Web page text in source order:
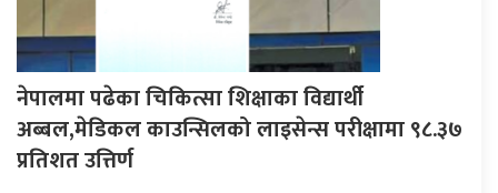
नेपालमा पढेका चिकित्सा शिक्षाका विद्यार्थी
अब्बल,मेडिकल काउन्सिलको लाइसेन्स परीक्षामा ९८.३७
प्रतिशत उत्तिर्ण